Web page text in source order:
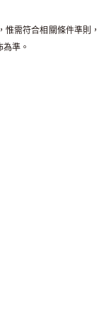
惟需符合相關條件準
準。